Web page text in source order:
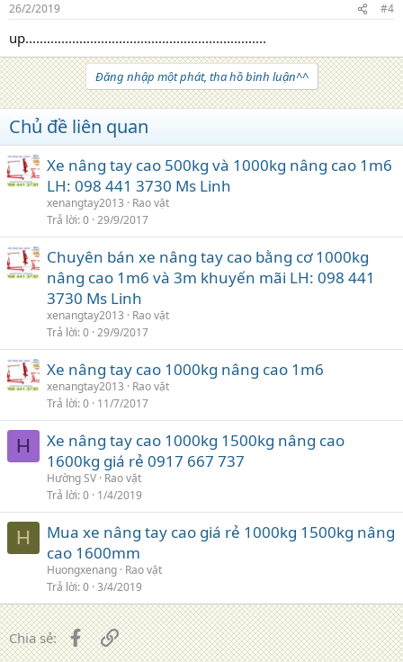
26/2/2019 #4
up...................................................................
Đăng nhập một phát, tha hồ bình luận^^
Chủ đề liên quan
Xe nâng tay cao 500kg và 1000kg nâng cao 1m6
LH: 098 441 3730 Ms Linh
xenangtay2013
Rao vặt
Trả lời 0 29/9/2017
Chuyên bán xe nâng tay cao bằng cơ 1000kg
nâng cao 1m6 và 3m khuyến mãi LH: 098 441
3730 Ms Linh
xenangtay2013
Rao vặt
Trả lời 0 29/9/2017
Xe nâng tay cao 1000kg nâng cao 1m6
xenangtay2013
Rao vặt
Trả lời 0 11/7/2017
H
Xe nâng tay cao 1000kg 1500kg nâng cao
1600kg giá rẻ 0917 667 737
Hường SV Rao vặt
Trả lời 0 1/4/2019
H
Mua xe nâng tay cao giá rẻ 1000kg 1500kg nâng
cao 1600mm
Huongxenang Rao vặt
Trả lời 0 3/4/2019
Chia sẻ: FacebookLiên kết